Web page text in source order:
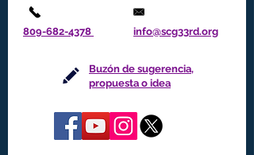
809-682-4378 info@scg33rd.org
Buzón de sugerencia,
propuesta o idea